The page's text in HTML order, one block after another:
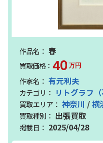
春
40万円
有元利夫
リトグラフ（
神奈川 / 横
出張買取
2025/04/28